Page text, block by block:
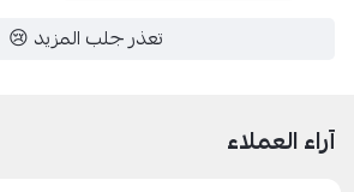
تعذر جلب المزيد 😢
آراء العملاء